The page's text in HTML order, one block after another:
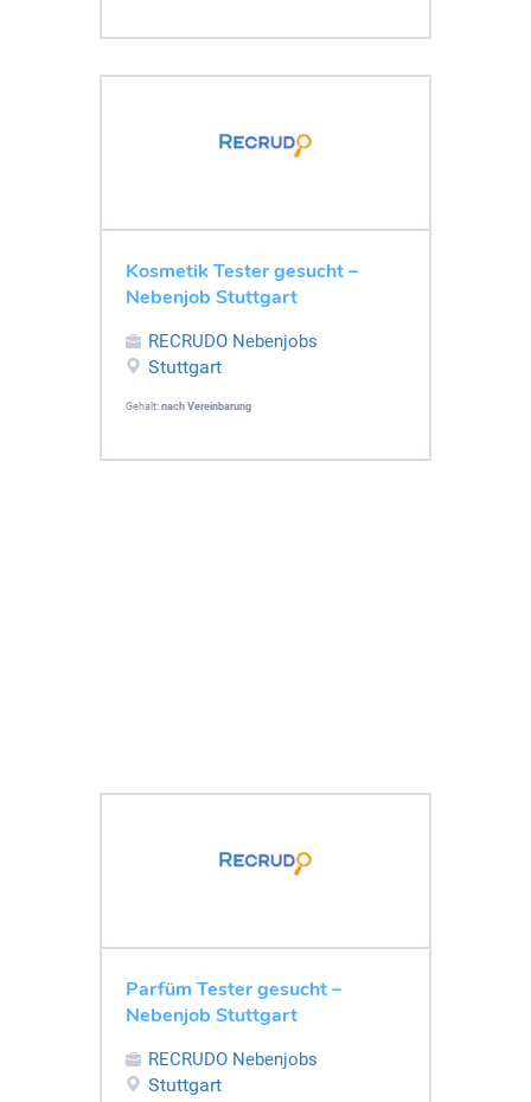
Kosmetik Tester gesucht –
Nebenjob Stuttgart
RECRUDO Nebenjobs
Stuttgart
Gehalt: nach Vereinbarung
Parfüm Tester gesucht –
Nebenjob Stuttgart
RECRUDO Nebenjobs
Stuttgart